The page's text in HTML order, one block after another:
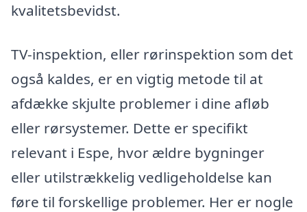
kvalitetsbevidst.
TV-inspektion, eller rørinspektion som det
også kaldes, er en vigtig metode til at
afdække skjulte problemer i dine afløb
eller rørsystemer. Dette er specifikt
relevant i Espe, hvor ældre bygninger
eller utilstrækkelig vedligeholdelse kan
føre til forskellige problemer. Her er nogle